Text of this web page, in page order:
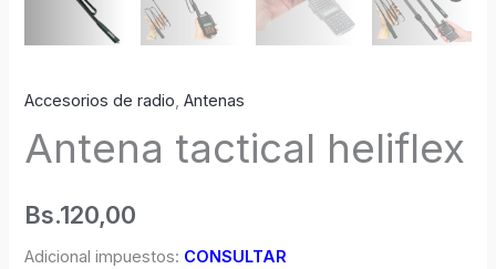
Accesorios de radio,Antenas
Antena tactical heliflex
Bs.120,00
Adicional impuestos: CONSULTAR